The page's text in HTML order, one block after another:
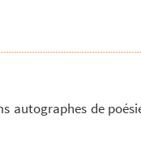
autographes de